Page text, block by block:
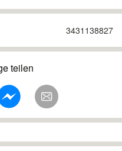
3431138827
teilen